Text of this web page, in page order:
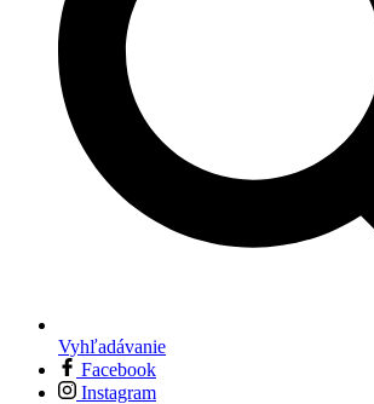
Vyhľadávanie
Facebook
Instagram